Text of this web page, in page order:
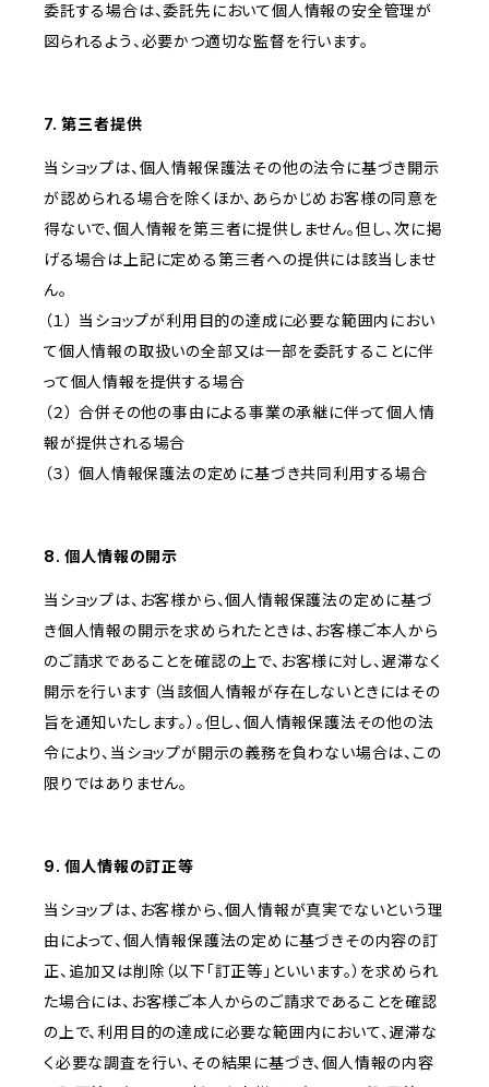
委託する場合は、委託先において個人情報の安全管理が
図られるよう、必要かつ適切な監督を行います。
7. 第三者提供
当ショップは、個人情報保護法その他の法令に基づき開示
が認められる場合を除くほか、あらかじめお客様の同意を
得ないで、個人情報を第三者に提供しません。但し、次に掲
げる場合は上記に定める第三者への提供には該当しませ
ん。
（１） 当ショップが利用目的の達成に必要な範囲内におい
て個人情報の取扱いの全部又は一部を委託することに伴
って個人情報を提供する場合
（２） 合併その他の事由による事業の承継に伴って個人情
報が提供される場合
（３） 個人情報保護法の定めに基づき共同利用する場合
8. 個人情報の開示
当ショップは、お客様から、個人情報保護法の定めに基づ
き個人情報の開示を求められたときは、お客様ご本人から
のご請求であることを確認の上で、お客様に対し、遅滞なく
開示を行います（当該個人情報が存在しないときにはその
旨を通知いたします。）。但し、個人情報保護法その他の法
令により、当ショップが開示の義務を負わない場合は、この
限りではありません。
9. 個人情報の訂正等
当ショップは、お客様から、個人情報が真実でないという理
由によって、個人情報保護法の定めに基づきその内容の訂
正、追加又は削除（以下「訂正等」といいます。）を求められ
た場合には、お客様ご本人からのご請求であることを確認
の上で、利用目的の達成に必要な範囲内において、遅滞な
く必要な調査を行い、その結果に基づき、個人情報の内容